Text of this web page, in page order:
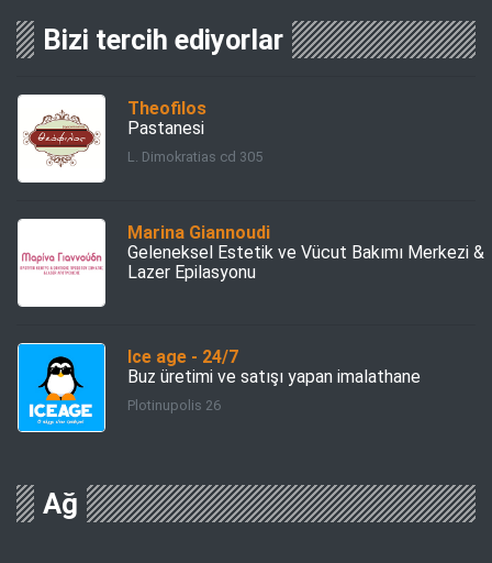
Bizi tercih ediyorlar
Theofilos
Pastanesi
L. Dimokratias cd 305
Marina Giannoudi
Geleneksel Estetik ve Vücut Bakımı Merkezi &
Lazer Epilasyonu
Ice age - 24/7
Buz üretimi ve satışı yapan imalathane
Plotinupolis 26
Ağ